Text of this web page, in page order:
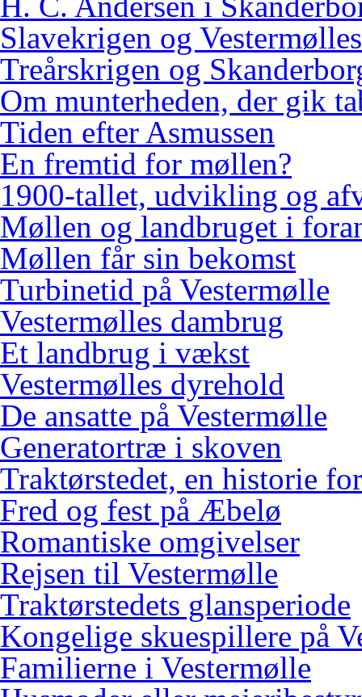
Slavekrigen og
Treårskrigen og
Om munterheden, der gik
Tiden efter Asmussen
En fremtid for møllen?
1900-tallet, udvikling og
Møllen og landbruget i
Møllen får sin bekomst
Turbinetid på Vestermølle
Vestermølles dambrug
Et landbrug i vækst
Vestermølles dyrehold
De ansatte på Vestermølle
Generatortræ i skoven
Traktørstedet, en historie
Fred og fest på Æbelø
Romantiske omgivelser
Rejsen til Vestermølle
Traktørstedets glansperiode
Kongelige skuespillere på
Familierne i Vestermølle